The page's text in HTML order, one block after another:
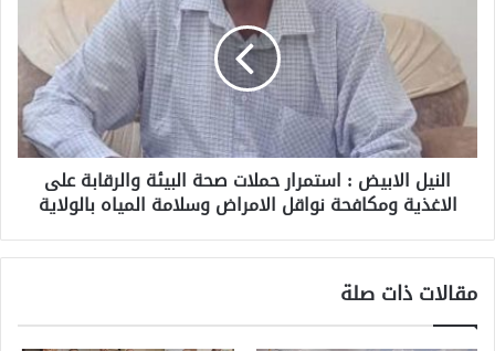
النيل الابيض : استمرار حملات صحة البيئة والرقابة على
الاغذية ومكافحة نواقل الامراض وسلامة المياه بالولاية
مقالات ذات صلة